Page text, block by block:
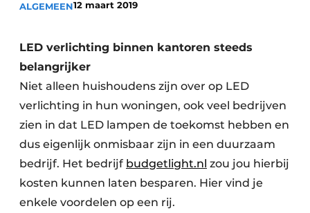
Vacature aanmelden
Video’s
ALGEMEEN12 maart 2019
LED verlichting binnen kantoren steeds
belangrijker
Niet alleen huishoudens zijn over op LED
verlichting in hun woningen, ook veel bedrijven
zien in dat LED lampen de toekomst hebben en
dus eigenlijk onmisbaar zijn in een duurzaam
bedrijf. Het bedrijf budgetlight.nl zou jou hierbij
kosten kunnen laten besparen. Hier vind je
enkele voordelen op een rij.